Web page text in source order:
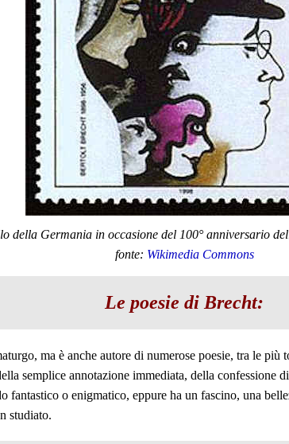
della Germania in occasione del 100° anniversario
fonte: Wikimedia Commons
Le poesie di Brecht:
ma è anche autore di numerose poesie, tra le più
semplice annotazione immediata, della confessione
fantastico o enigmatico, eppure ha un fascino, una
studiato.